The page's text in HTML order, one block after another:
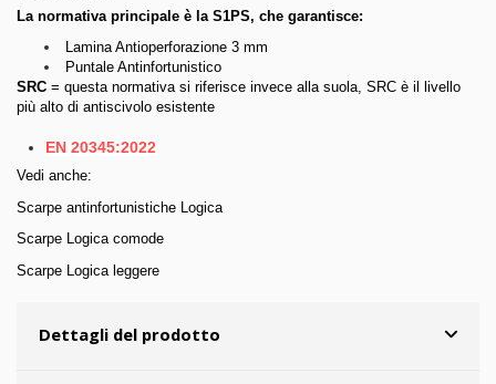
La normativa principale è la S1PS, che garantisce:
Lamina Antioperforazione 3 mm
Puntale Antinfortunistico
SRC = questa normativa si riferisce invece alla suola, SRC è il livello
più alto di antiscivolo esistente
EN 20345:2022
Vedi anche:
Scarpe antinfortunistiche Logica
Scarpe Logica comode
Scarpe Logica leggere
Dettagli del prodotto